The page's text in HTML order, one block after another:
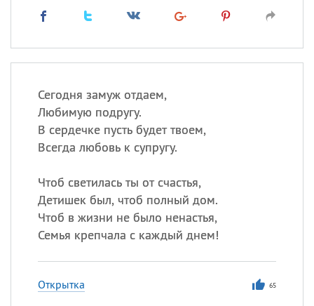
Сегодня замуж отдаем,
Любимую подругу.
В сердечке пусть будет твоем,
Всегда любовь к супругу.
Чтоб светилась ты от счастья,
Детишек был, чтоб полный дом.
Чтоб в жизни не было ненастья,
Семья крепчала с каждый днем!
Открытка 65